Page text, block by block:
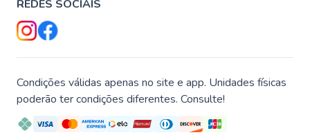
REDES SOCIAIS
Condições válidas apenas no site e app. Unidades físicas
poderão ter condições diferentes. Consulte!